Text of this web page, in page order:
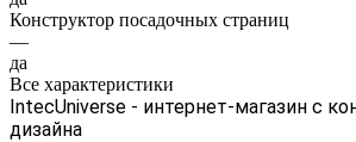
Конструктор посадочных страниц
—
да
Все характеристики
IntecUniverse - интернет-магазин с
дизайна